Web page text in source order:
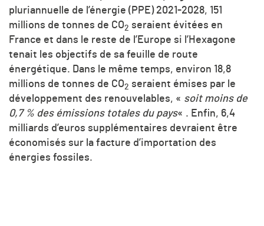
pluriannuelle de l’énergie (PPE) 2021-2028, 151
millions de tonnes de CO2 seraient évitées en
France et dans le reste de l’Europe si l’Hexagone
tenait les objectifs de sa feuille de route
énergétique. Dans le même temps, environ 18,8
millions de tonnes de CO2 seraient émises par le
développement des renouvelables, « soit moins de
0,7 % des émissions totales du pays« . Enfin, 6,4
milliards d’euros supplémentaires devraient être
économisés sur la facture d’importation des
énergies fossiles.